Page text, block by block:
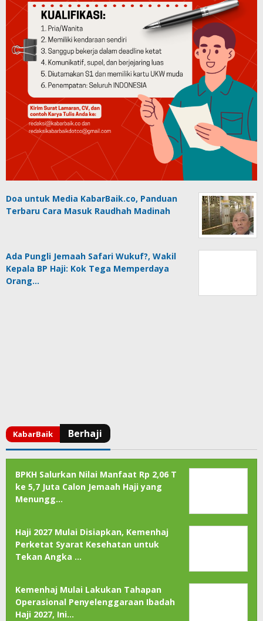
Doa untuk Media KabarBaik.co, Panduan
Terbaru Cara Masuk Raudhah Madinah
Ada Pungli Jemaah Safari Wukuf?, Wakil
Kepala BP Haji: Kok Tega Memperdaya
Orang…
BPKH Salurkan Nilai Manfaat Rp 2,06 T
ke 5,7 Juta Calon Jemaah Haji yang
Menungg…
Haji 2027 Mulai Disiapkan, Kemenhaj
Perketat Syarat Kesehatan untuk
Tekan Angka …
Kemenhaj Mulai Lakukan Tahapan
Operasional Penyelenggaraan Ibadah
Haji 2027, Ini…